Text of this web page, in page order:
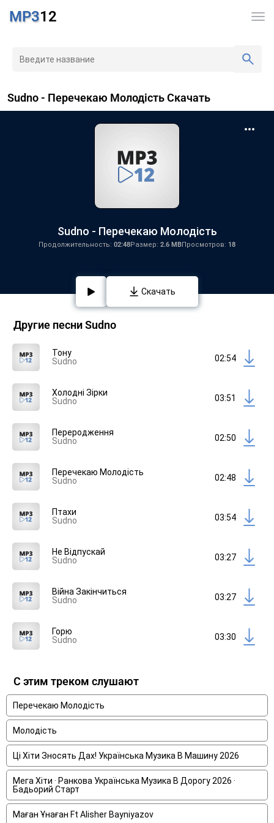
MP312
Sudno - Перечекаю Молодість Скачать
Sudno - Перечекаю Молодість
Продолжительность: 02:48Размер: 2.6 MBПросмотров: 18
Скачать
Другие песни Sudno
Тону
Sudno
02:54
Холодні Зірки
Sudno
03:51
Переродження
Sudno
02:50
Перечекаю Молодість
Sudno
02:48
Птахи
Sudno
03:54
Не Відпускай
Sudno
03:27
Війна Закінчиться
Sudno
03:27
Горю
Sudno
03:30
С этим треком слушают
Перечекаю Молодість
Молодість
Ці Хіти Зносять Дах! Українська Музика В Машину 2026
Мега Хіти · Ранкова Українська Музика В Дорогу 2026 ·
Бадьорий Старт
Маған Ұнаған Ft Alisher Bayniyazov